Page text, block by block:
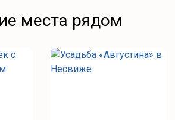
места рядом